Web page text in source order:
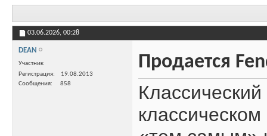
03.06.2026, 00:28
DEAN
Участник
Регистрация
19.08.2013
Сообщения
858
Продается